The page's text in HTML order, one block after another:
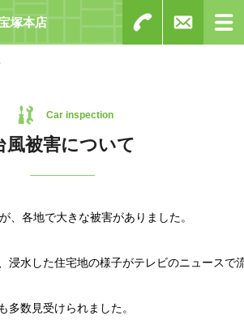
塚本店
Car inspection
風被害について
、各地で大きな被害がありました。
浸水した住宅地の様子がテレビのニュースで
多数見受けられました。